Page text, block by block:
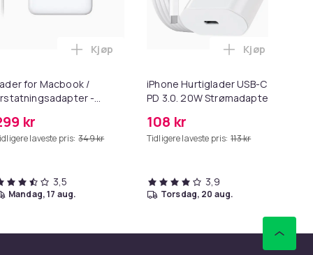
for Poter i handlekurven
Converter 1080p - Adapter i handlekurven
for Macbook /
-
kr
laveste pris: 349 kr
Legg Lader for Macbook /
Kjøp
3,5
mandag, 17 aug.
iPhone Hurtiglader USB-C
PD 3.0. 20W Strømadapter
108 kr
Tidligere laveste pris: 113 kr
Legg iPhone
Kjøp
3,9
torsdag, 20 aug.